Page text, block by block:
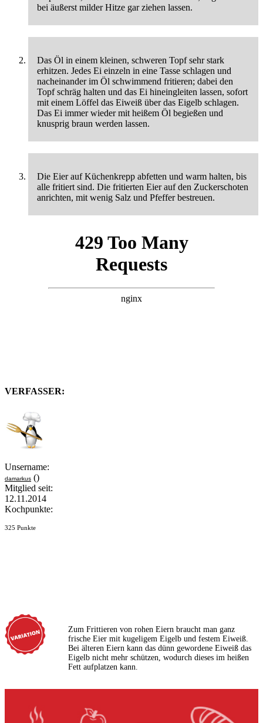
bei äußerst milder Hitze gar ziehen lassen.
Das Öl in einem kleinen, schweren Topf sehr stark
erhitzen. Jedes Ei einzeln in eine Tasse schlagen und
nacheinander im Öl schwimmend fritieren; dabei den
Topf schräg halten und das Ei hineingleiten lassen, sofort
mit einem Löffel das Eiweiß über das Eigelb schlagen.
Das Ei immer wieder mit heißem Öl begießen und
knusprig braun werden lassen.
Die Eier auf Küchenkrepp abfetten und warm halten, bis
alle fritiert sind. Die fritierten Eier auf den Zuckerschoten
anrichten, mit wenig Salz und Pfeffer bestreuen.
VERFASSER:
Unsername:
damarkus ()
Mitglied seit:
12.11.2014
Kochpunkte:
325 Punkte
Zum Frittieren von rohen Eiern braucht man ganz
frische Eier mit kugeligem Eigelb und festem Eiweiß.
Bei älteren Eiern kann das dünn gewordene Eiweiß das
Eigelb nicht mehr schützen, wodurch dieses im heißen
Fett aufplatzen kann.